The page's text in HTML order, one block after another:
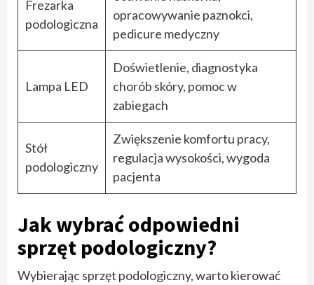
Frezarka
podologiczna
opracowywanie paznokci,
pedicure medyczny
Lampa LED
Doświetlenie, diagnostyka
chorób skóry, pomoc w
zabiegach
Stół
podologiczny
Zwiększenie komfortu pracy,
regulacja wysokości, wygoda
pacjenta
Jak wybrać odpowiedni
sprzęt podologiczny?
Wybierając sprzęt podologiczny, warto kierować